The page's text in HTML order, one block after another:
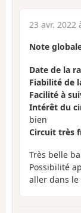
23 avr. 2022
Note
Date de la
Fiabilité de
Facilité à
Intérêt du
bien
Circuit très
Très belle
Possibilité
aller dans le